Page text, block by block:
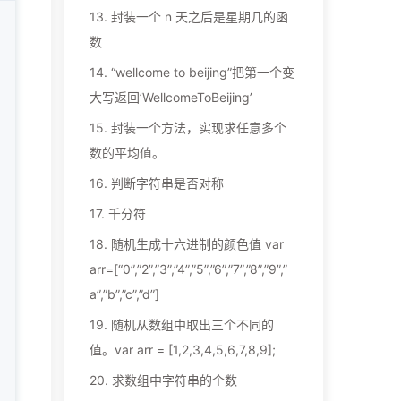
13. 封装一个 n 天之后是星期几的函
数
14. “wellcome to beijing”把第一个变
大写返回’WellcomeToBeijing’
15. 封装一个方法，实现求任意多个
数的平均值。
16. 判断字符串是否对称
17. 千分符
18. 随机生成十六进制的颜色值 var
arr=[“0”,”2”,”3”,”4”,”5”,”6”,”7”,”8”,”9”,”
a”,”b”,”c”,”d”]
19. 随机从数组中取出三个不同的
值。var arr = [1,2,3,4,5,6,7,8,9];
20. 求数组中字符串的个数